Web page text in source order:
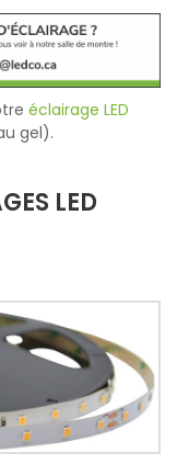
éclairage LED
gel).
LED